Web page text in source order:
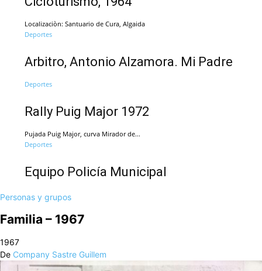
Localizaciòn: Santuario de Cura, Algaida
Deportes
Arbitro, Antonio Alzamora. Mi Padre
Deportes
Rally Puig Major 1972
Pujada Puig Major, curva Mirador de...
Deportes
Equipo Policía Municipal
Personas y grupos
Familia – 1967
1967
De Company Sastre Guillem